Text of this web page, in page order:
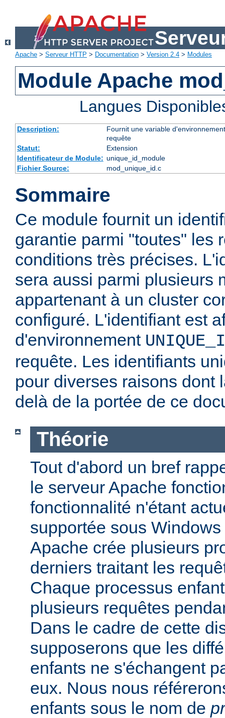
Apache > Serveur HTTP > Documentation > Version 2.4 > Modules
Module Apache
Langues
Description:
Fournit une variable
requête
Statut:
Extension
Identificateur de Module: unique_id_module
Fichier Source:
mod_unique_id.c
Sommaire
Ce module fournit un
garantie parmi "toutes" les
conditions très précises.
sera aussi parmi plusieurs
appartenant à un cluster
configuré. L'identifiant est
d'environnement
requête. Les identifiants
pour diverses raisons dont
delà de la portée de ce
Théorie
Tout d'abord un bref
le serveur Apache
fonctionnalité n'étant
supportée sous
Apache crée plusieurs
derniers traitant les
Chaque processus
plusieurs requêtes
Dans le cadre de cette
supposerons que les
enfants ne s'échangent
eux. Nous nous
enfants sous le nom de